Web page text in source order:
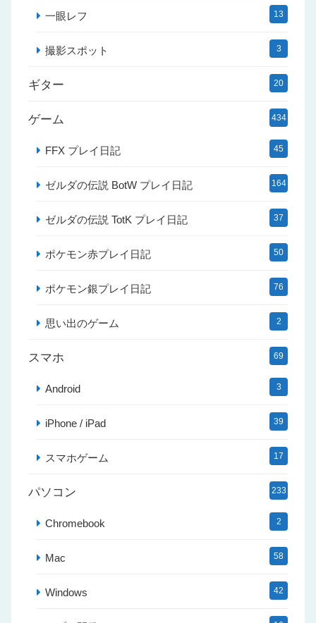
一眼レフ 13
撮影スポット 3
ギター 20
ゲーム 434
FFX プレイ日記 45
ゼルダの伝説 BotW プレイ日記 164
ゼルダの伝説 TotK プレイ日記 37
ポケモン赤プレイ日記 50
ポケモン銀プレイ日記 76
思い出のゲーム 2
スマホ 69
Android 3
iPhone / iPad 39
スマホゲーム 17
パソコン 233
Chromebook 2
Mac 58
Windows 42